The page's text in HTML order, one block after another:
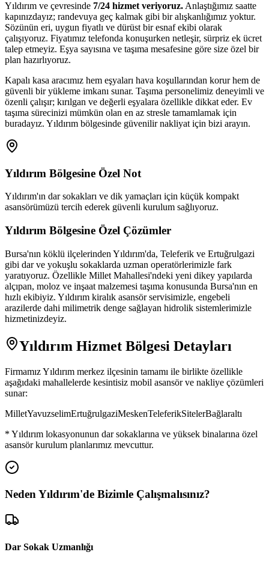
Yıldırım ve çevresinde 7/24 hizmet veriyoruz. Anlaştığımız saatte
kapınızdayız; randevuya geç kalmak gibi bir alışkanlığımız yoktur.
Sözünün eri, uygun fiyatlı ve dürüst bir esnaf ekibi olarak
çalışıyoruz. Fiyatımız telefonda konuşurken netleşir, sürpriz ek ücret
talep etmeyiz. Eşya sayısına ve taşıma mesafesine göre size özel bir
plan hazırlıyoruz.
Kapalı kasa aracımız hem eşyaları hava koşullarından korur hem de
güvenli bir yükleme imkanı sunar. Taşıma personelimiz deneyimli ve
özenli çalışır; kırılgan ve değerli eşyalara özellikle dikkat eder. Ev
taşıma sürecinizi mümkün olan en az stresle tamamlamak için
buradayız. Yıldırım bölgesinde güvenilir nakliyat için bizi arayın.
Yıldırım Bölgesine Özel Not
Yıldırım'ın dar sokakları ve dik yamaçları için küçük kompakt
asansörümüzü tercih ederek güvenli kurulum sağlıyoruz.
Yıldırım Bölgesine Özel Çözümler
Bursa'nın köklü ilçelerinden Yıldırım'da, Teleferik ve Ertuğrulgazi
gibi dar ve yokuşlu sokaklarda uzman operatörlerimizle fark
yaratıyoruz. Özellikle Millet Mahallesi'ndeki yeni dikey yapılarda
alçıpan, moloz ve inşaat malzemesi taşıma konusunda Bursa'nın en
hızlı ekibiyiz. Yıldırım kiralık asansör servisimizle, engebeli
arazilerde dahi milimetrik denge sağlayan hidrolik sistemlerimizle
hizmetinizdeyiz.
Yıldırım Hizmet Bölgesi Detayları
FirmamızYıldırım merkez ilçesinin tamamı ile birlikte özellikle
aşağıdaki mahallelerde kesintisiz mobil asansör ve nakliye çözümleri
sunar:
MilletYavuzselimErtuğrulgaziMeskenTeleferikSitelerBağlaraltı
* Yıldırım lokasyonunun dar sokaklarına ve yüksek binalarına özel
asansör kurulum planlarımız mevcuttur.
NedenYıldırım'de Bizimle Çalışmalısınız?
Dar Sokak Uzmanlığı